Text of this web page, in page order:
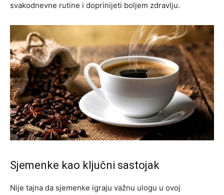
svakodnevne rutine i doprinijeti boljem zdravlju.
Sjemenke kao ključni sastojak
Nije tajna da sjemenke igraju važnu ulogu u ovoj